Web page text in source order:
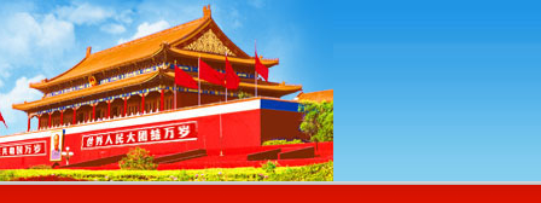
·四川泽昌集团有限公司
·中韬华益税务师事务所（成都）有限公司
·成都人人公义文化传播有限公司
·四川美森农业技术开发有限责任公司
·成都市培源科技开发有限公司